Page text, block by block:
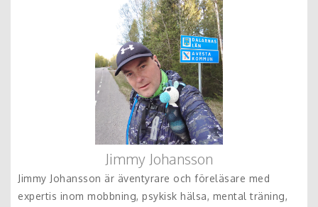
Jimmy Johansson
Jimmy Johansson är äventyrare och föreläsare med
expertis inom mobbning, psykisk hälsa, mental träning,